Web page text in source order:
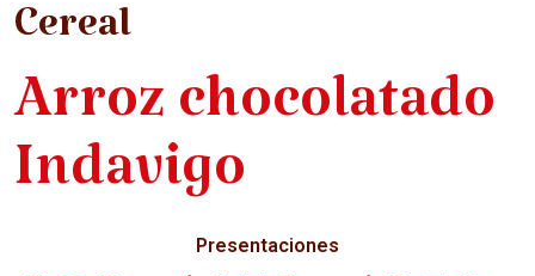
Cereal
Arroz chocolatado
Indavigo
Presentaciones